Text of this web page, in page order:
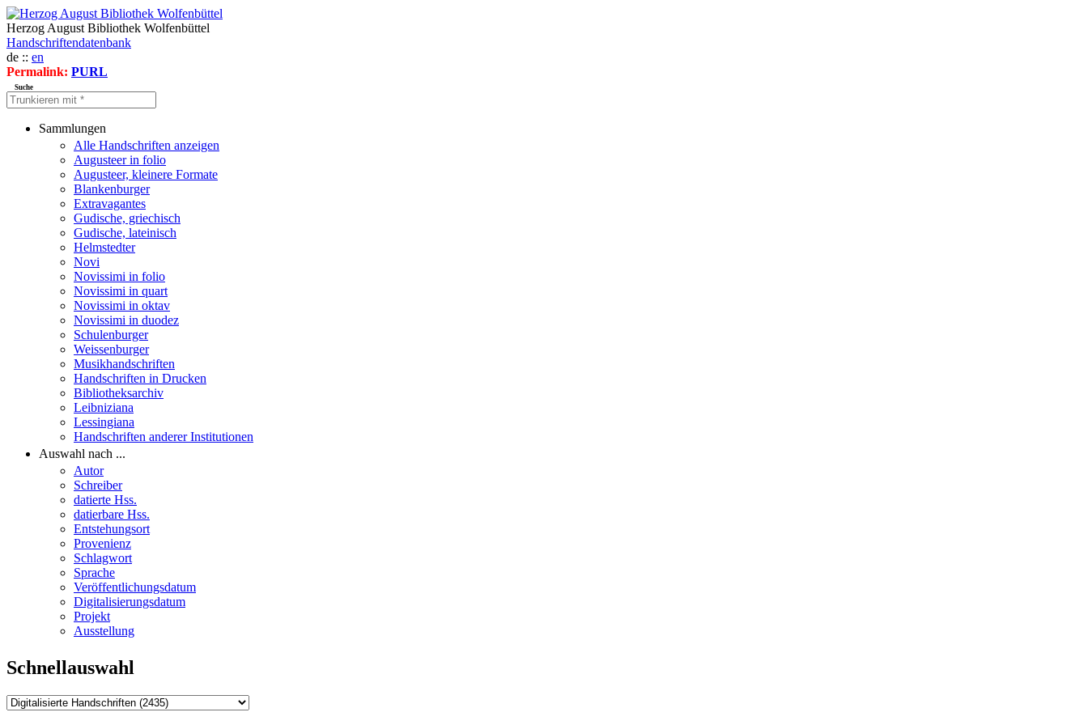
Herzog August Bibliothek Wolfenbüttel
Handschriftendatenbank
de :: en
Permalink: PURL
Suche
Sammlungen
Alle Handschriften anzeigen
Augusteer in folio
Augusteer, kleinere Formate
Blankenburger
Extravagantes
Gudische, griechisch
Gudische, lateinisch
Helmstedter
Novi
Novissimi in folio
Novissimi in quart
Novissimi in oktav
Novissimi in duodez
Schulenburger
Weissenburger
Musikhandschriften
Handschriften in Drucken
Bibliotheksarchiv
Leibniziana
Lessingiana
Handschriften anderer Institutionen
Auswahl nach ...
Autor
Schreiber
datierte Hss.
datierbare Hss.
Entstehungsort
Provenienz
Schlagwort
Sprache
Veröffentlichungsdatum
Digitalisierungsdatum
Projekt
Ausstellung
Schnellauswahl